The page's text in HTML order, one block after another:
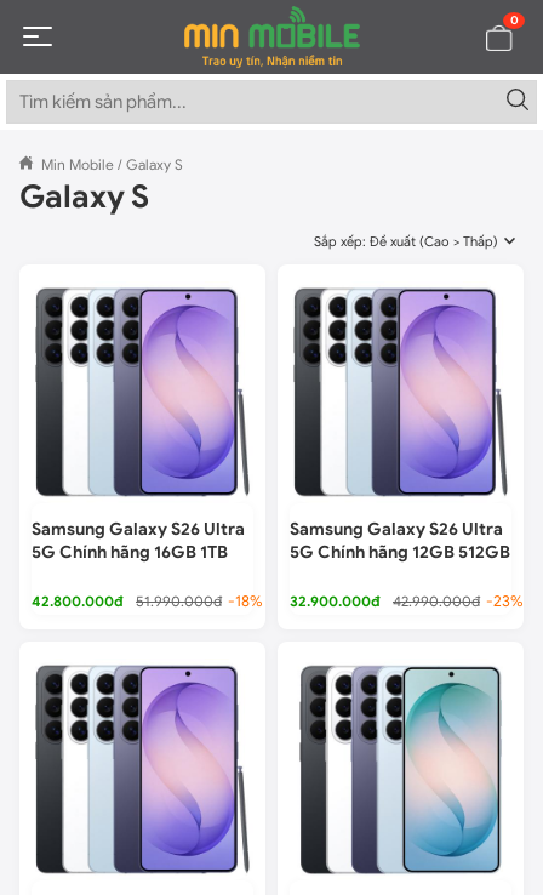
0
Min Mobile / Galaxy S
Galaxy S
Sắp xếp: Đề xuất (Cao > Thấp)
Samsung Galaxy S26 Ultra
5G Chính hãng 16GB 1TB
42.800.000đ 51.990.000đ -18%
Samsung Galaxy S26 Ultra
5G Chính hãng 12GB 512GB
32.900.000đ 42.990.000đ -23%